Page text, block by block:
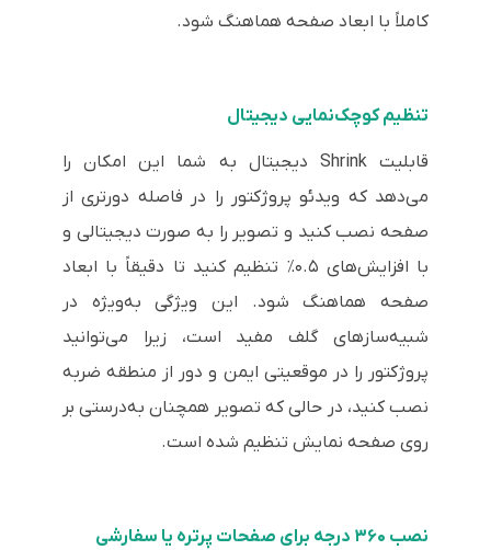
کاملاً با ابعاد صفحه هماهنگ شود.
تنظیم کوچک‌نمایی دیجیتال
قابلیت Shrink دیجیتال به شما این امکان را
می‌دهد که ویدئو پروژکتور را در فاصله دورتری از
صفحه نصب کنید و تصویر را به صورت دیجیتالی و
با افزایش‌های ۰.۵٪ تنظیم کنید تا دقیقاً با ابعاد
صفحه هماهنگ شود. این ویژگی به‌ویژه در
شبیه‌سازهای گلف مفید است، زیرا می‌توانید
پروژکتور را در موقعیتی ایمن و دور از منطقه ضربه
نصب کنید، در حالی که تصویر همچنان به‌درستی بر
روی صفحه نمایش تنظیم شده است.
نصب ۳۶۰ درجه برای صفحات پرتره یا سفارشی